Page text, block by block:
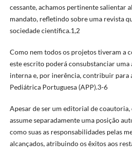
cessante, achamos pertinente salientar
mandato, refletindo sobre uma revista
sociedade científica.1,2
Como nem todos os projetos tiveram a
este escrito poderá consubstanciar
interna e, por inerência, contribuir para
Pediátrica Portuguesa (APP).3-6
Apesar de ser um editorial de
assume separadamente uma posição
como suas as responsabilidades pelas
alcançados, atribuindo os êxitos aos